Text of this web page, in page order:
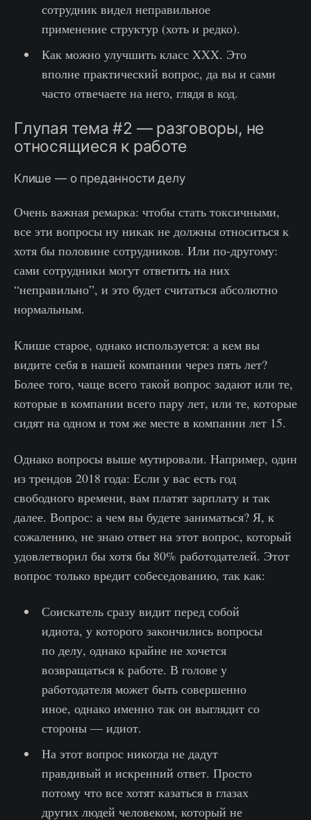
сотрудник видел неправильное
применение структур (хоть и редко).
Как можно улучшить класс XXX. Это
вполне практический вопрос, да вы и сами
часто отвечаете на него, глядя в код.
Глупая тема #2 — разговоры, не
относящиеся к работе
Клише — о преданности делу
Очень важная ремарка: чтобы стать токсичными,
все эти вопросы ну никак не должны относиться к
хотя бы половине сотрудников. Или по-другому:
сами сотрудники могут ответить на них
“неправильно”, и это будет считаться абсолютно
нормальным.
Клише старое, однако используется: а кем вы
видите себя в нашей компании через пять лет?
Более того, чаще всего такой вопрос задают или те,
которые в компании всего пару лет, или те, которые
сидят на одном и том же месте в компании лет 15.
Однако вопросы выше мутировали. Например, один
из трендов 2018 года: Если у вас есть год
свободного времени, вам платят зарплату и так
далее. Вопрос: а чем вы будете заниматься? Я, к
сожалению, не знаю ответ на этот вопрос, который
удовлетворил бы хотя бы 80% работодателей. Этот
вопрос только вредит собеседованию, так как:
Соискатель сразу видит перед собой
идиота, у которого закончились вопросы
по делу, однако крайне не хочется
возвращаться к работе. В голове у
работодателя может быть совершенно
иное, однако именно так он выглядит со
стороны — идиот.
На этот вопрос никогда не дадут
правдивый и искренний ответ. Просто
потому что все хотят казаться в глазах
других людей человеком, который не